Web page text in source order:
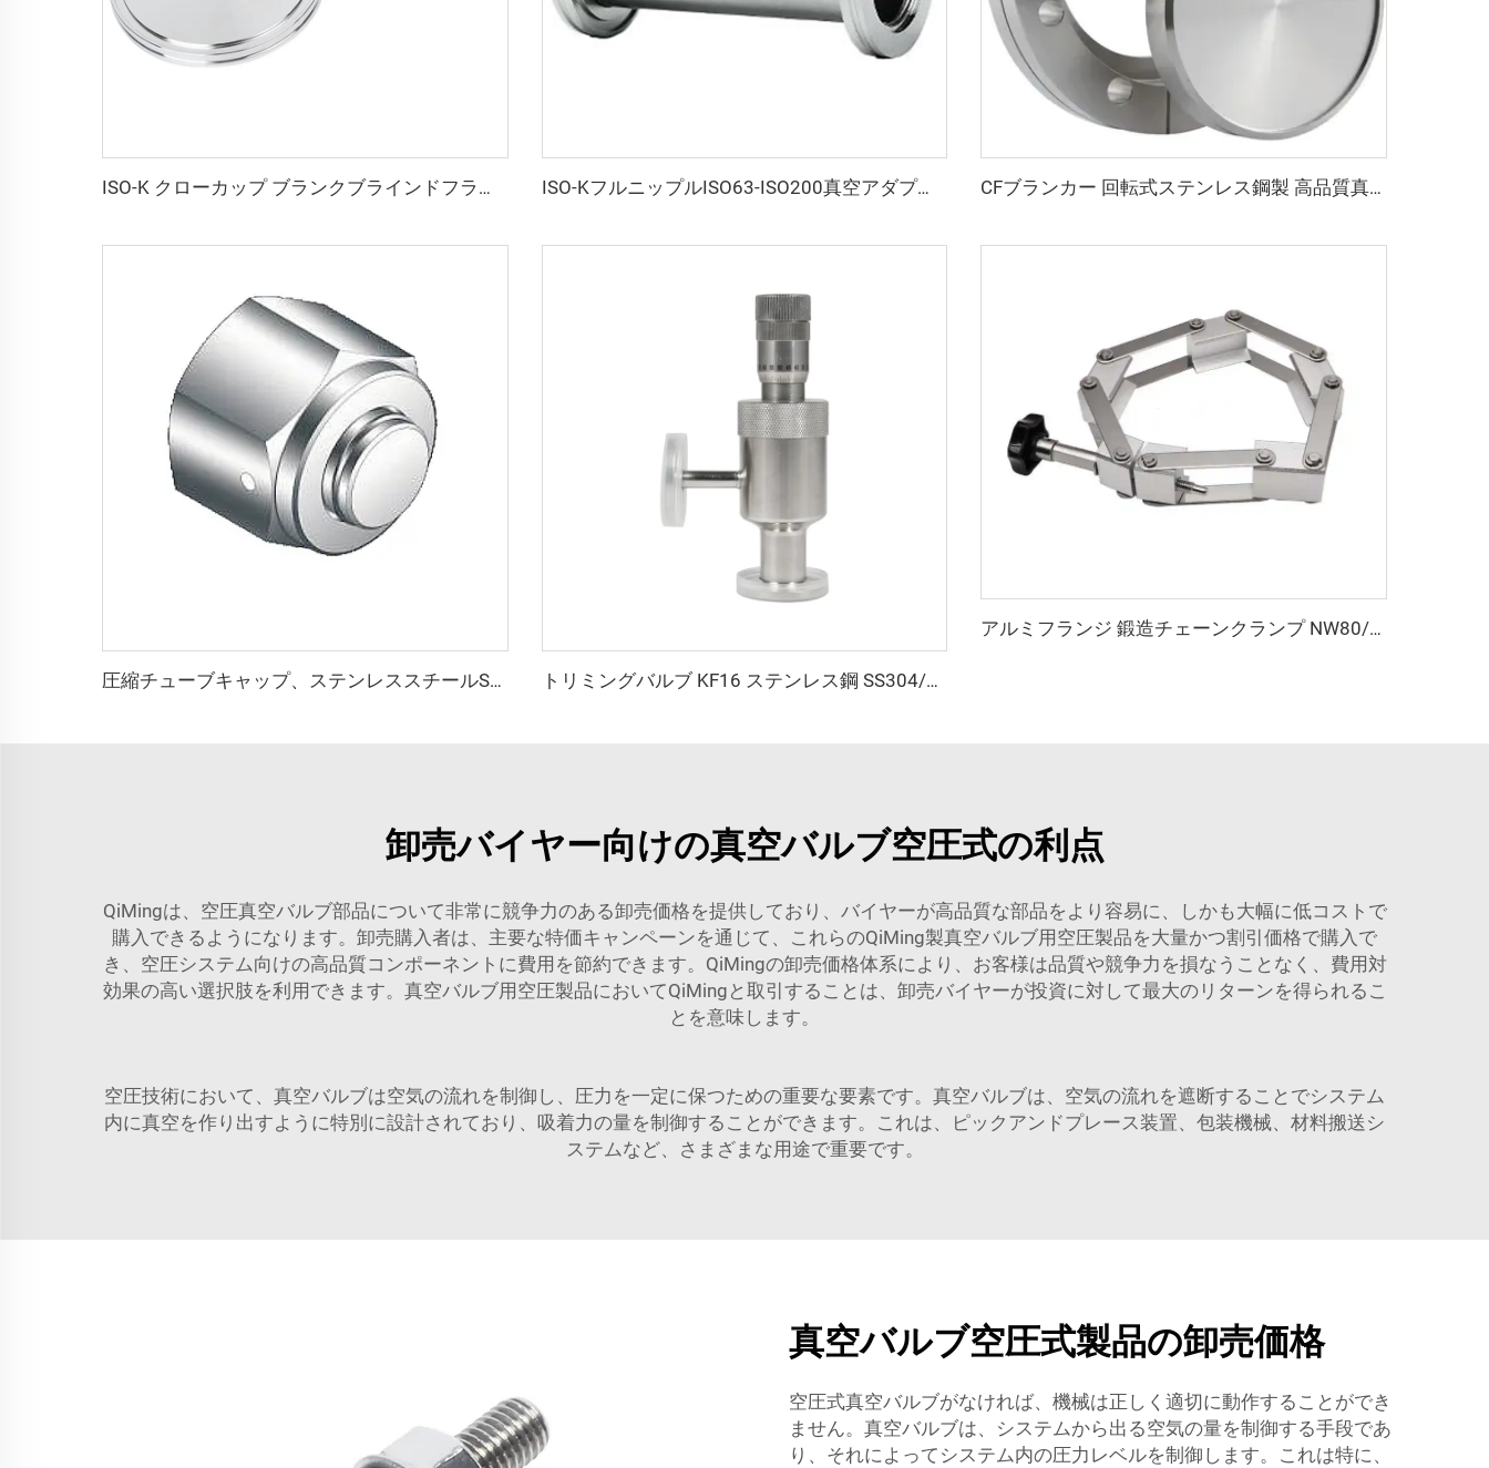
ISO-K クローカップ ブランクブラインドフランジ ステンレス鋼 高品質 ISO63-ISO630 高真空 SS304 SS316L パイプ継手 ISO-KフルニップルISO63-ISO200真空アダプター ステンレス鋼SS304 SS316L ダブルヘッドISOフランジ 高品質パイプ継手 CFブランカー 回転式ステンレス鋼製 高品質真空フランジ CF16-CF350 SS304 SS316L ブランカー 回転式 通孔／メトリックネジ／UNCネジ対応継手
圧縮チューブキャップ、ステンレススチールSS316L、QCR-メタルフェース継手、1/8″-1″、ブライトアニール/電解研磨仕上げ トリミングバルブ KF16 ステンレス鋼 SS304/SS316L フッ素ゴム NW16 シャフトシール バタフライ構造
アルミフランジ 鍛造チェーンクランプ NW80/100/160/200 高品質真空クランプ ランプKF80/KF100/KF160/KF200 パイプ継手フランジ
卸売バイヤー向けの真空バルブ空圧式の利点
QiMingは、空圧真空バルブ部品について非常に競争力のある卸売価格を提供しており、バイヤーが高品質な部品をより容易に、しかも大幅に低コストで
購入できるようになります。卸売購入者は、主要な特価キャンペーンを通じて、これらのQiMing製真空バルブ用空圧製品を大量かつ割引価格で購入で
き、空圧システム向けの高品質コンポーネントに費用を節約できます。QiMingの卸売価格体系により、お客様は品質や競争力を損なうことなく、費用対
効果の高い選択肢を利用できます。真空バルブ用空圧製品においてQiMingと取引することは、卸売バイヤーが投資に対して最大のリターンを得られるこ
とを意味します。
空圧技術において、真空バルブは空気の流れを制御し、圧力を一定に保つための重要な要素です。真空バルブは、空気の流れを遮断することでシステム
内に真空を作り出すように特別に設計されており、吸着力の量を制御することができます。これは、ピックアンドプレース装置、包装機械、材料搬送シ
ステムなど、さまざまな用途で重要です。
真空バルブ空圧式製品の卸売価格
空圧式真空バルブがなければ、機械は正しく適切に動作することができ
ません。真空バルブは、システムから出る空気の量を制御する手段であ
り、それによってシステム内の圧力レベルを制御します。これは特に、